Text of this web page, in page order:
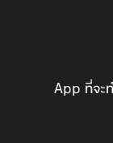
App ที่จะ